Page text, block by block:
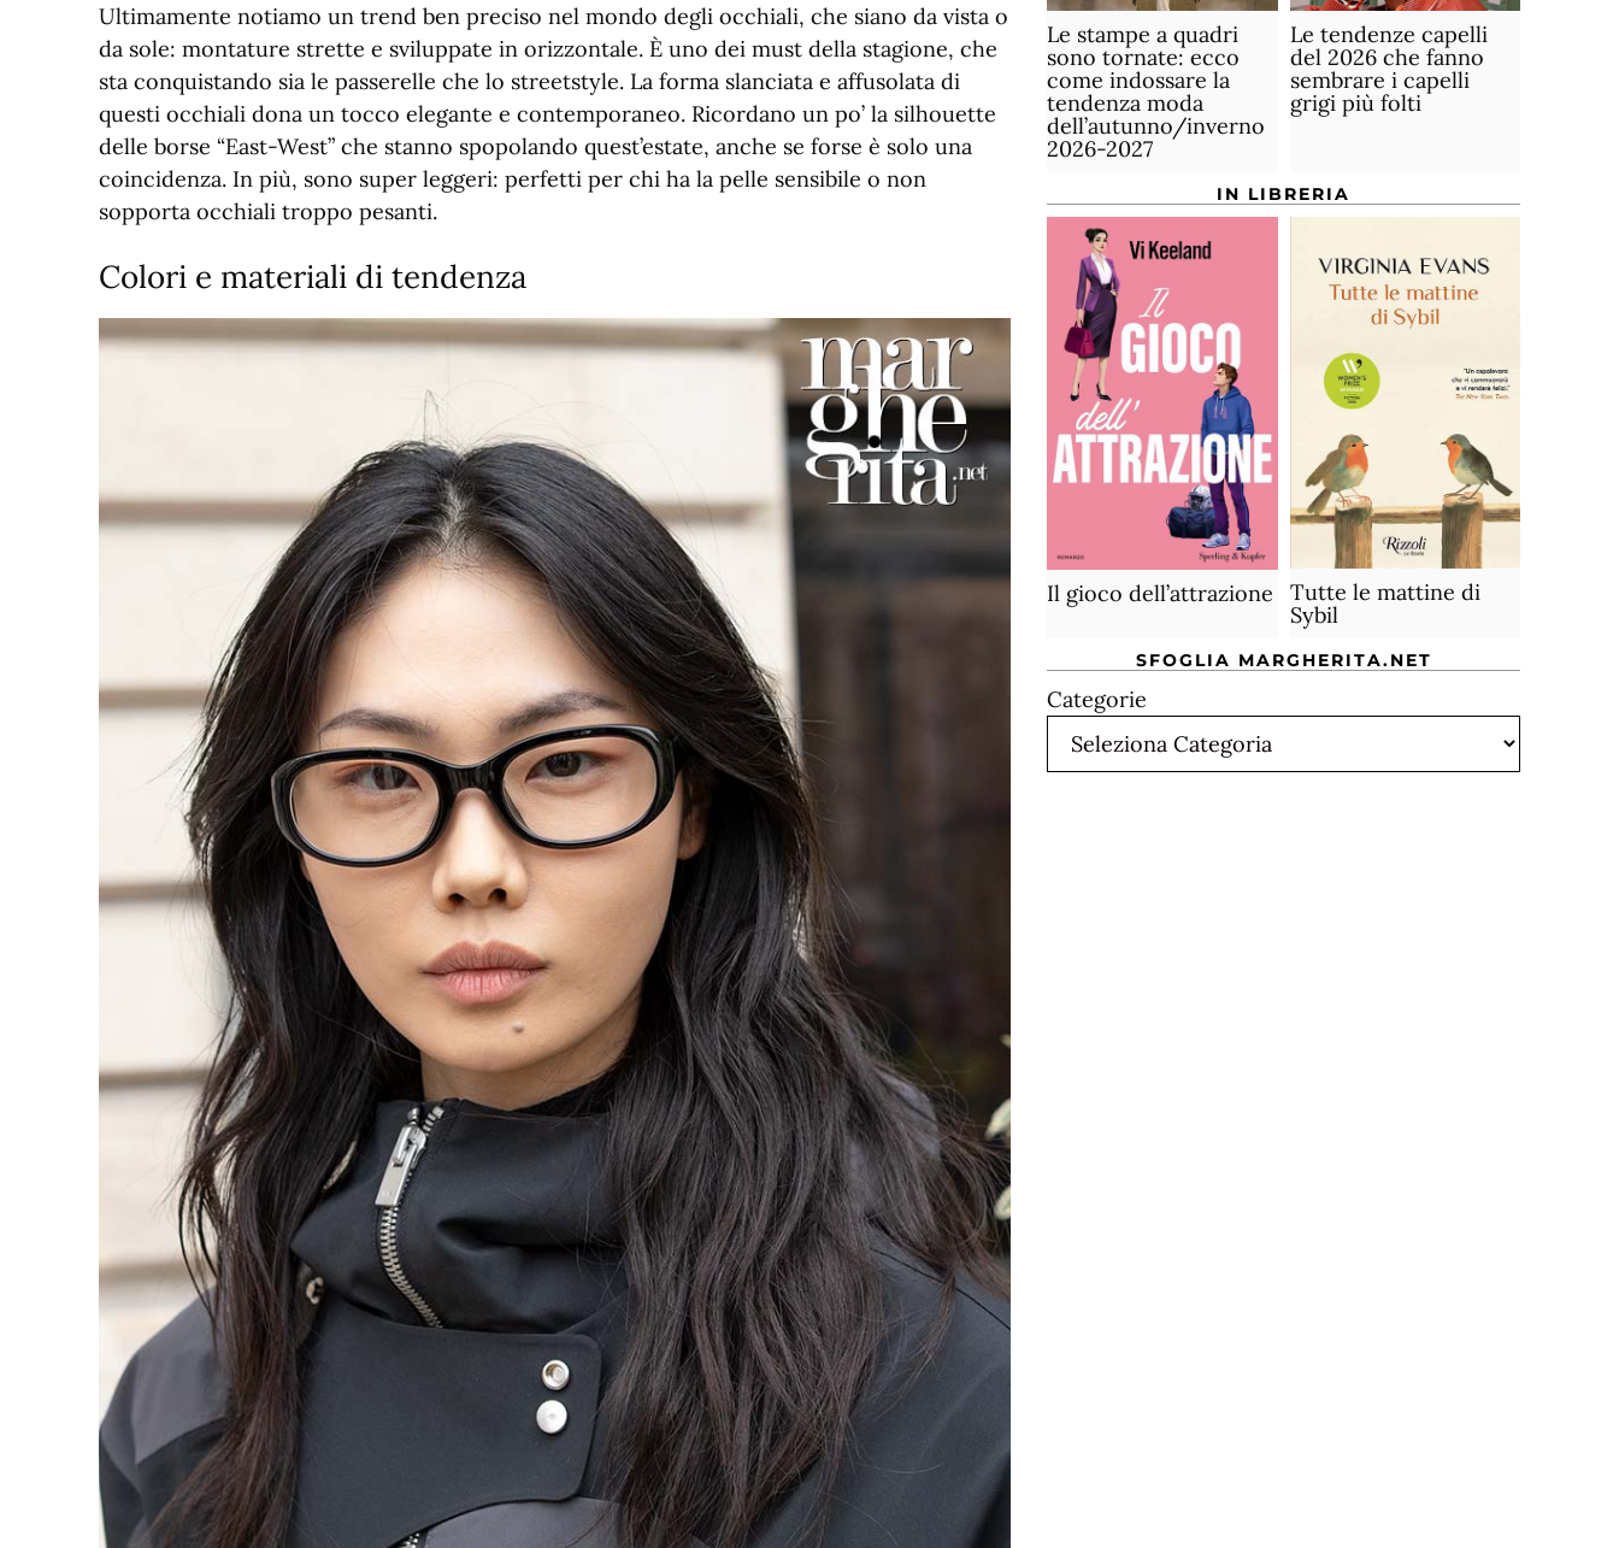
Ultimamente notiamo un trend ben preciso nel mondo degli occhiali, che siano da vista o
da sole: montature strette e sviluppate in orizzontale. È uno dei must della stagione, che
sta conquistando sia le passerelle che lo streetstyle. La forma slanciata e affusolata di
questi occhiali dona un tocco elegante e contemporaneo. Ricordano un po’ la silhouette
delle borse “East-West” che stanno spopolando quest’estate, anche se forse è solo una
coincidenza. In più, sono super leggeri: perfetti per chi ha la pelle sensibile o non
sopporta occhiali troppo pesanti.
Colori e materiali di tendenza
Le stampe a quadri
sono tornate: ecco
come indossare la
tendenza moda
dell’autunno/inverno
2026-2027
Le tendenze capelli
del 2026 che fanno
sembrare i capelli
grigi più folti
IN LIBRERIA
Il gioco dell’attrazione
Tutte le mattine di
Sybil
SFOGLIA MARGHERITA.NET
Categorie